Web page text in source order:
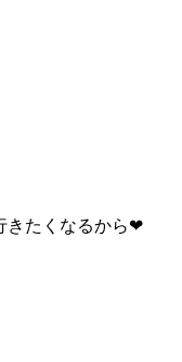
きたくなるから❤︎